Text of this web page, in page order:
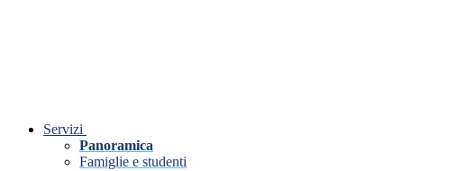
Servizi
Panoramica
Famiglie e studenti